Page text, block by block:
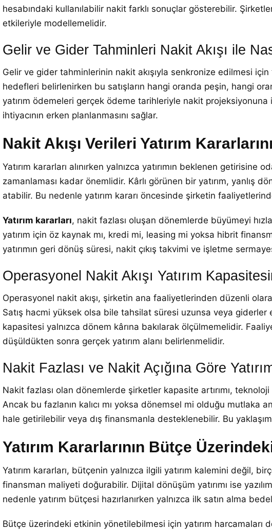
hesabındaki kullanılabilir nakit farklı sonuçlar gösterebilir.
etkileriyle modellemelidir.
Gelir ve Gider Tahminleri Nakit Akışı ile
Gelir ve gider tahminlerinin nakit akışıyla senkronize edilmesi
hedefleri belirlenirken bu satışların hangi oranda peşin, hangi
yatırım ödemeleri gerçek ödeme tarihleriyle nakit
ihtiyacının erken planlanmasını sağlar.
Nakit Akışı Verileri Yatırım
Yatırım kararları alınırken yalnızca yatırımın beklenen
zamanlaması kadar önemlidir. Kârlı görünen bir yatırım, yanlış
atabilir. Bu nedenle yatırım kararı öncesinde şirketin
Yatırım kararları, nakit fazlası oluşan dönemlerde büyümeyi
yatırım için öz kaynak mı, kredi mi, leasing mi yoksa hibrit
yatırımın geri dönüş süresi, nakit çıkış takvimi ve işletme
Operasyonel Nakit Akışı Yatırım
Operasyonel nakit akışı, şirketin ana faaliyetlerinden düzenli
Satış hacmi yüksek olsa bile tahsilat süresi uzunsa veya giderler
kapasitesi yalnızca dönem kârına bakılarak ölçülmemelidir.
düşüldükten sonra gerçek yatırım alanı belirlenmelidir.
Nakit Fazlası ve Nakit Açığına Göre
Nakit fazlası olan dönemlerde şirketler kapasite artırımı,
Ancak bu fazlanın kalıcı mı yoksa dönemsel mi olduğu mutlaka
hale getirilebilir veya dış finansmanla desteklenebilir. Bu
Yatırım Kararlarının Bütçe
Yatırım kararları, bütçenin yalnızca ilgili yatırım kalemini değil,
finansman maliyeti doğurabilir. Dijital dönüşüm yatırımı ise
nedenle yatırım bütçesi hazırlanırken yalnızca ilk satın alma
Bütçe üzerindeki etkinin yönetilebilmesi için yatırım harcamaları